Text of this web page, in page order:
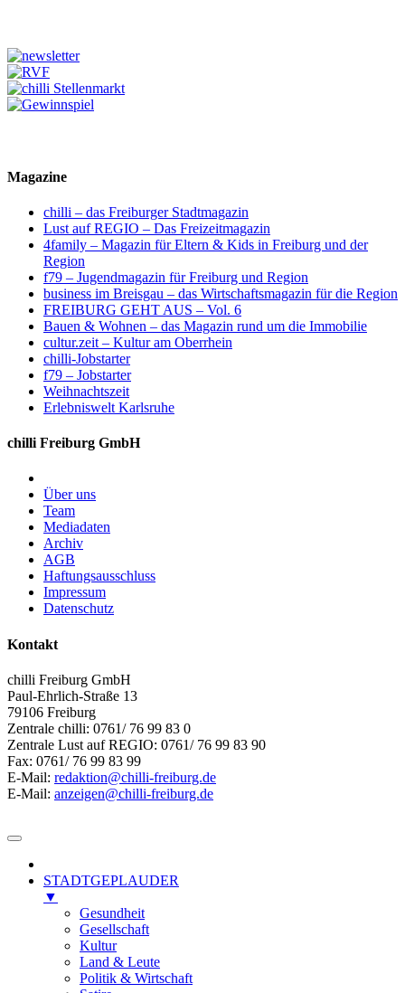
Magazine
chilli – das Freiburger Stadtmagazin
Lust auf REGIO – Das Freizeitmagazin
4family – Magazin für Eltern & Kids in Freiburg und der
Region
f79 – Jugendmagazin für Freiburg und Region
business im Breisgau – das Wirtschaftsmagazin für die Region
FREIBURG GEHT AUS – Vol. 6
Bauen & Wohnen – das Magazin rund um die Immobilie
cultur.zeit – Kultur am Oberrhein
chilli-Jobstarter
f79 – Jobstarter
Weihnachtszeit
Erlebniswelt Karlsruhe
chilli Freiburg GmbH
Über uns
Team
Mediadaten
Archiv
AGB
Haftungsausschluss
Impressum
Datenschutz
Kontakt
chilli Freiburg GmbH
Paul-Ehrlich-Straße 13
79106 Freiburg
Zentrale chilli: 0761/ 76 99 83 0
Zentrale Lust auf REGIO: 0761/ 76 99 83 90
Fax: 0761/ 76 99 83 99
E-Mail: redaktion@chilli-freiburg.de
E-Mail: anzeigen@chilli-freiburg.de
STADTGEPLAUDER
▼
Gesundheit
Gesellschaft
Kultur
Land & Leute
Politik & Wirtschaft